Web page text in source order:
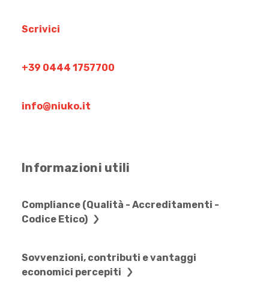
Scrivici
+39 0444 1757700
info@niuko.it
Informazioni utili
Compliance (Qualità - Accreditamenti -
Codice Etico)
Sovvenzioni, contributi e vantaggi
economici percepiti